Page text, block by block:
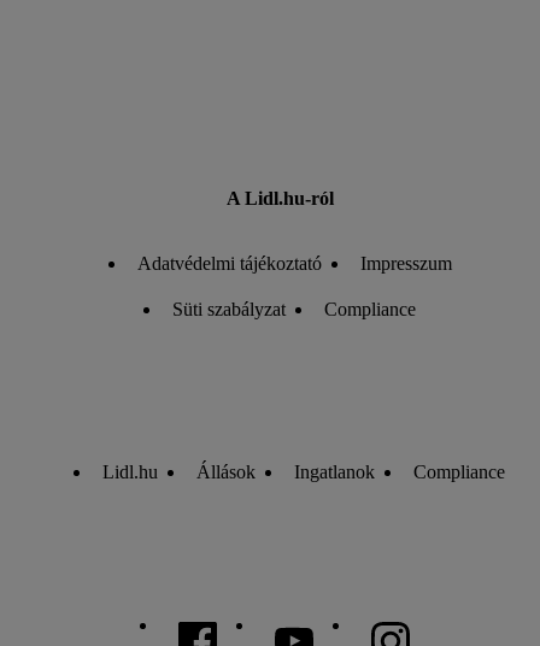
A Lidl.hu-ról
Adatvédelmi tájékoztató Impresszum
Süti szabályzat Compliance
Lidl.hu Állások Ingatlanok Compliance